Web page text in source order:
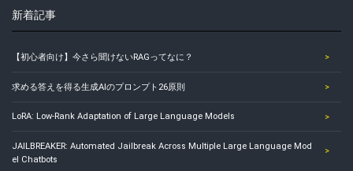
新着記事
【初心者向け】今さら聞けないRAGってなに？
求める答えを得る生成AIのプロンプト26原則
LoRA: Low-Rank Adaptation of Large Language Models
JAILBREAKER: Automated Jailbreak Across Multiple Large Language Mod
el Chatbots